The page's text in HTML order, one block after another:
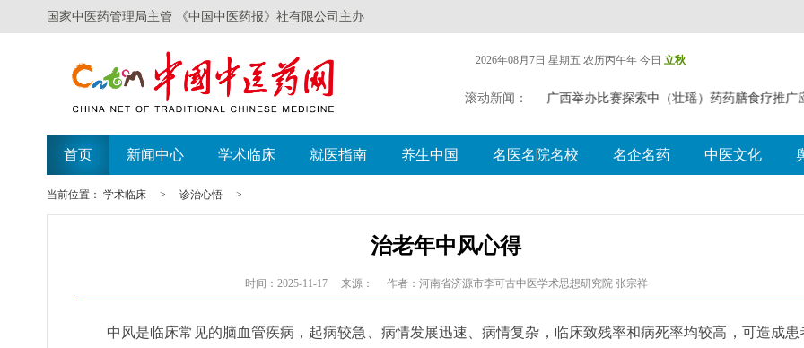
国家中医药管理局主管 《中国中医药报》社有限公司主办
2026年08月7日 星期五 农历丙午年 今日 立秋
滚动新闻：
遗失声明 广西举办比赛探索中（壮瑶）药药膳食疗推广
首页 新闻中心 学术临床 就医指南 养生中国 名医名院名校 名企名药 中医文化
当前位置： 学术临床 > 诊治心悟 >
治老年中风心得
时间：2025-11-17 来源： 作者：河南省济源市李可古中医学术思想研究院 张宗祥
中风是临床常见的脑血管疾病，起病较急、病情发展迅速、病情复杂，临床致残率和病死率均较高，可造成患